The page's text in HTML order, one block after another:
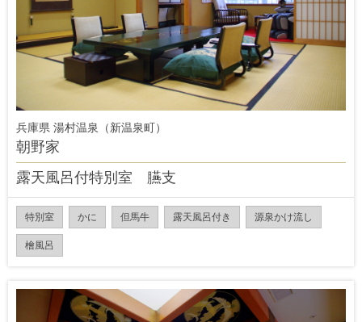
兵庫県 湯村温泉（新温泉町）
朝野家
露天風呂付特別室 臙支
特別室 かに 但馬牛 露天風呂付き 源泉かけ流し
檜風呂